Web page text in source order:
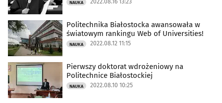
NAUKA 2022.08.16 13:23
Politechnika Białostocka awansowała w
światowym rankingu Web of Universities!
NAUKA 2022.08.12 11:15
Pierwszy doktorat wdrożeniowy na
Politechnice Białostockiej
NAUKA 2022.08.10 10:25